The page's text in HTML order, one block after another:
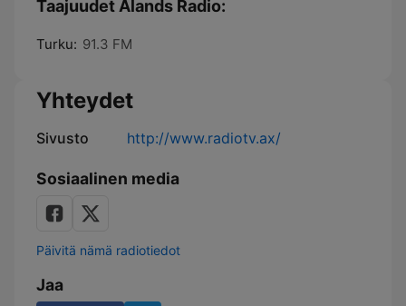
Taajuudet Ålands Radio:
Turku: 91.3 FM
Yhteydet
Sivusto http://www.radiotv.ax/
Sosiaalinen media
Päivitä nämä radiotiedot
Jaa